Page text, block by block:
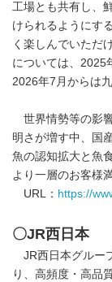
工場とも共有し、
けられるようにす
く楽しんでいただ
については、2025
2026年7月からは
世界情勢等の影
明さが増す中、国
魚の認知拡大と魚
より一層のお客様
URL： https://
〇JR西日本
JR西日本グルー
り、高頻度・高品